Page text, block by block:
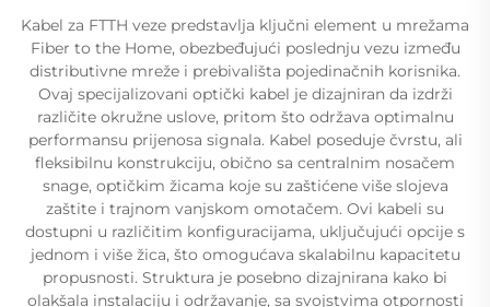
Kabel za FTTH veze predstavlja ključni element u mrežama
Fiber to the Home, obezbeđujući poslednju vezu između
distributivne mreže i prebivališta pojedinačnih korisnika.
Ovaj specijalizovani optički kabel je dizajniran da izdrži
različite okružne uslove, pritom što održava optimalnu
performansu prijenosa signala. Kabel poseduje čvrstu, ali
fleksibilnu konstrukciju, obično sa centralnim nosačem
snage, optičkim žicama koje su zaštićene više slojeva
zaštite i trajnom vanjskom omotačem. Ovi kabeli su
dostupni u različitim konfiguracijama, uključujući opcije s
jednom i više žica, što omogućava skalabilnu kapacitetu
propusnosti. Struktura je posebno dizajnirana kako bi
olakšala instalaciju i održavanje, sa svojstvima otpornosti